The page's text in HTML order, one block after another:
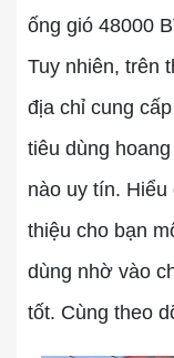
ống gió 48000
Tuy nhiên, trên
địa chỉ cung
tiêu dùng
nào uy tín.
thiệu cho bạn
dùng nhờ vào
tốt. Cùng theo